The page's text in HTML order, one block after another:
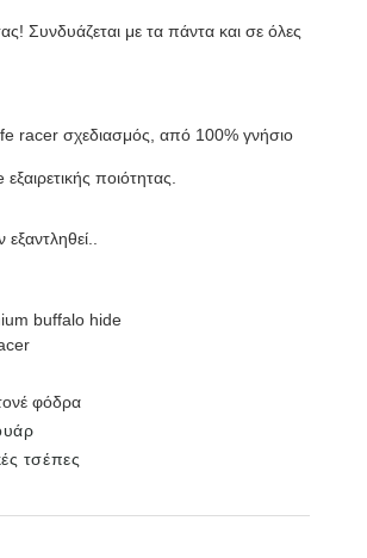
Συνδυάζεται με τα πάντα και σε όλες
racer σχεδιασμός, από 100% γνήσιο
ποιότητας.
buffalo hide
φόδρα
τσέπες